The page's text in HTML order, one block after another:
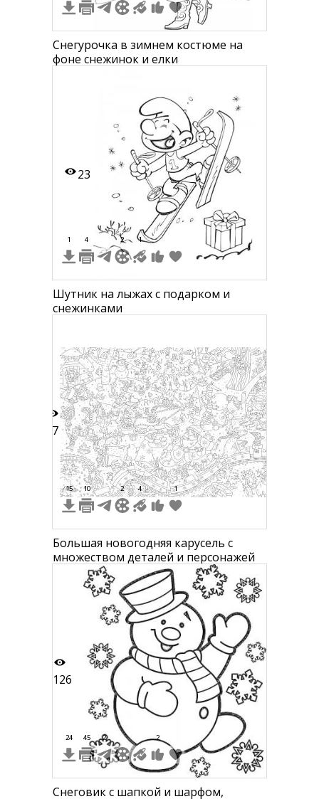
Снегурочка в зимнем костюме на
фоне снежинок и елки
23
1 4 2 1
Шутник на лыжах с подарком и
снежинками
87
15 10 2 4 1
Большая новогодняя карусель с
множеством деталей и персонажей
126
24 45 2 2
Снеговик с шапкой и шарфом,